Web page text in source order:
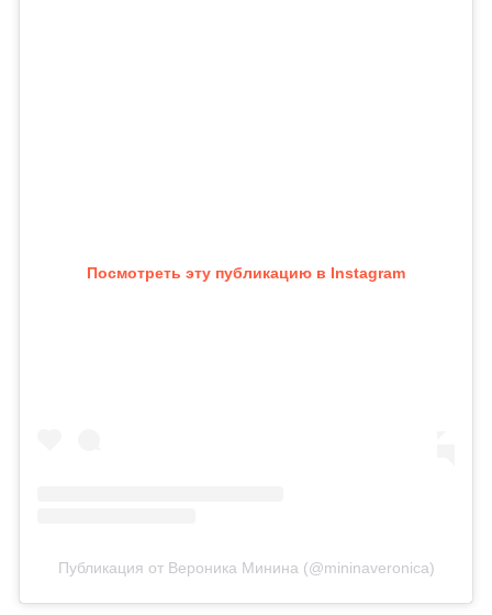
Посмотреть эту публикацию в Instagram
Публикация от Вероника Минина (@mininaveronica)